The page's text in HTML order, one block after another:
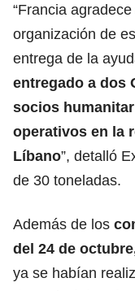
“Francia
organización de
entrega de la
entregado a dos
socios
operativos en la
Líbano”, detalló
de 30 toneladas.
Además de los
del 24 de
ya se habían